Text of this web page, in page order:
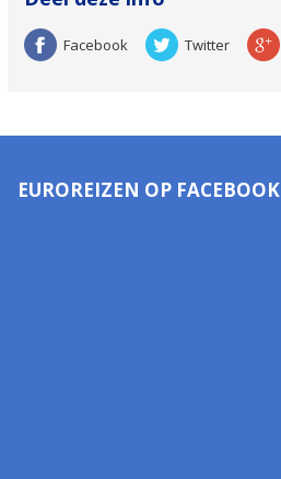
Facebook Twitter
EUROREIZEN OP FACEBOOK